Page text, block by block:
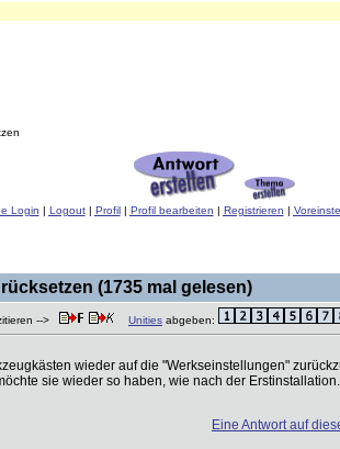
Login | Logout| Profil| Profil bearbeiten | Registrieren |
(1735 mal gelesen)
--> Unities abgeben:
wieder auf die "Werkseinstellungen"
sie wieder so haben, wie nach der Erstinstallation.
Eine Antwort auf